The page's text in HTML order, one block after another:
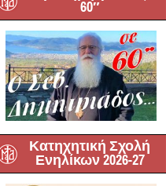
60″
Κατηχητική Σχολή
Ενηλίκων 2026-27